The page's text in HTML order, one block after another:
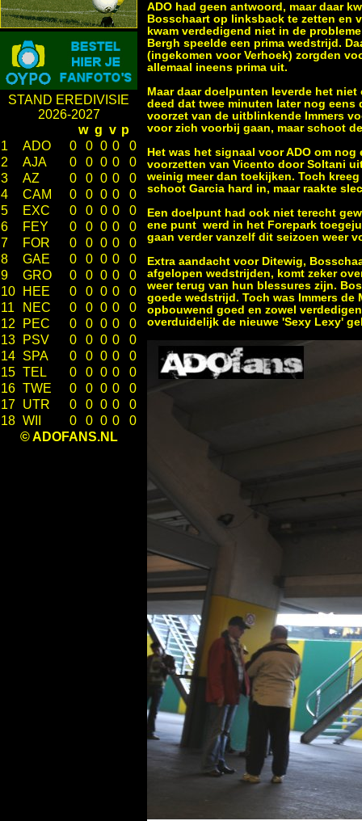
STAND EREDIVISIE
2026-2027
w g v p
1
ADO 0 0 0 0
0
2
AJA 0 0 0 0
0
3
AZ 0 0 0 0
0
4
CAM 0 0 0 0
0
5
EXC 0 0 0 0
0
6
FEY 0 0 0 0
0
7
FOR 0 0 0 0
0
8
GAE 0 0 0 0
0
9
GRO 0 0 0 0
0
10
HEE 0 0 0 0
0
11
NEC 0 0 0 0
0
12
PEC 0 0 0 0
0
13
PSV 0 0 0 0
0
14 SPA 0 0 0 0
0
15 TEL 0 0 0 0
0
16 TWE 0 0 0 0
0
17 UTR 0 0 0 0
0
18 WII 0 0 0 0
0
© ADOFANS.NL
ADO had geen antwoord, maar daar
Bosschaart op linksback te zetten en
kwam verdedigend niet in de
Bergh speelde een prima wedstrijd.
(ingekomen voor Verhoek) zorgden
allemaal ineens prima uit.
Maar daar doelpunten leverde het
deed dat twee minuten later nog eens
voorzet van de uitblinkende Immers
voor zich voorbij gaan, maar schoot
Het was het signaal voor ADO om
voorzetten van Vicento door Soltani
weinig meer dan toekijken. Toch
schoot Garcia hard in, maar raakte
Een doelpunt had ook niet terecht
ene punt werd in het Forepark
gaan verder vanzelf dit seizoen weer
Extra aandacht voor Ditewig,
afgelopen wedstrijden, komt zeker
weer terug van hun blessures zijn.
goede wedstrijd. Toch was Immers
opbouwend goed en zowel
overduidelijk de nieuwe 'Sexy Lexy'